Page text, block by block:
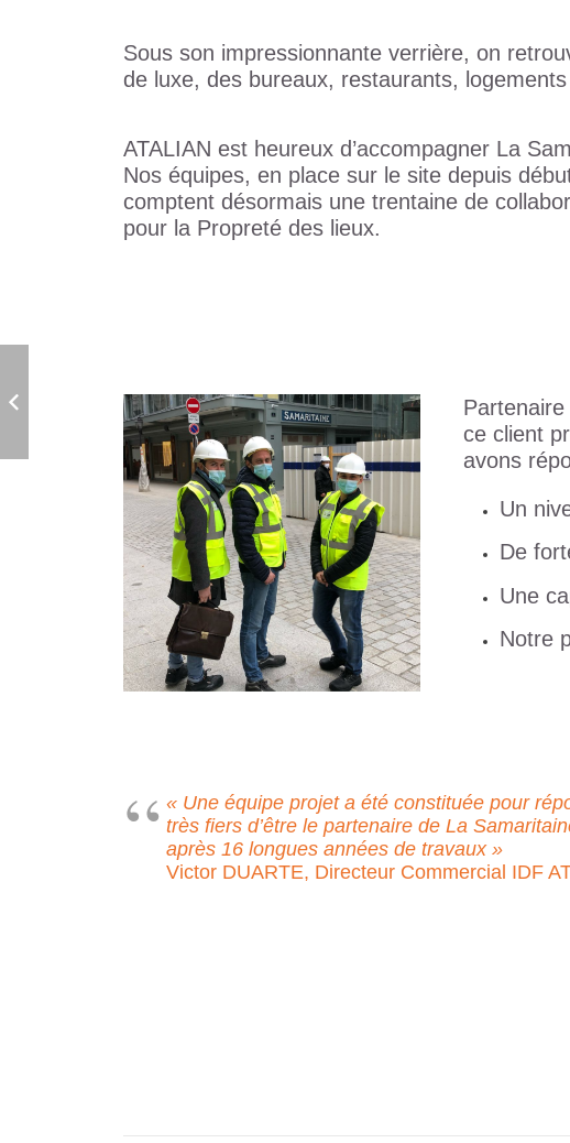
Sous son impressionnante verrière, on
de luxe, des bureaux, restaurants,
ATALIAN est heureux d’accompagner La
Nos équipes, en place sur le site depuis
comptent désormais une trentaine de
pour la Propreté des lieux.
ce client
avons
Un
De
Une
Notre
« Une équipe projet a été constituée pour
très fiers d’être le partenaire de La
après 16 longues années de travaux »
Victor DUARTE, Directeur Commercial IDF